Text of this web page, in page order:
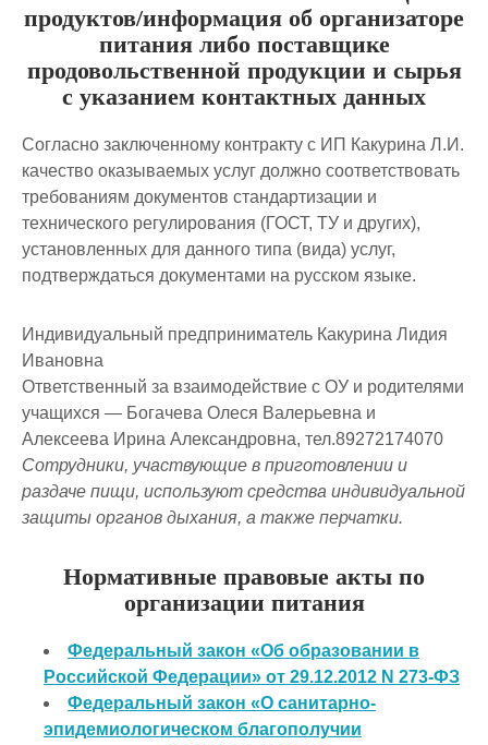
продуктов/информация об организаторе
питания либо поставщике
продовольственной продукции и сырья
с указанием контактных данных
Согласно заключенному контракту с ИП Какурина Л.И.
качество оказываемых услуг должно соответствовать
требованиям документов стандартизации и
технического регулирования (ГОСТ, ТУ и других),
установленных для данного типа (вида) услуг,
подтверждаться документами на русском языке.
Индивидуальный предприниматель Какурина Лидия
Ивановна
Ответственный за взаимодействие с ОУ и родителями
учащихся — Богачева Олеся Валерьевна и
Алексеева Ирина Александровна, тел.89272174070
Сотрудники, участвующие в приготовлении и
раздаче пищи, используют средства индивидуальной
защиты органов дыхания, а также перчатки.
Нормативные правовые акты по
организации питания
Федеральный закон «Об образовании в
Российской Федерации» от 29.12.2012 N 273-ФЗ
Федеральный закон «О санитарно-
эпидемиологическом благополучии